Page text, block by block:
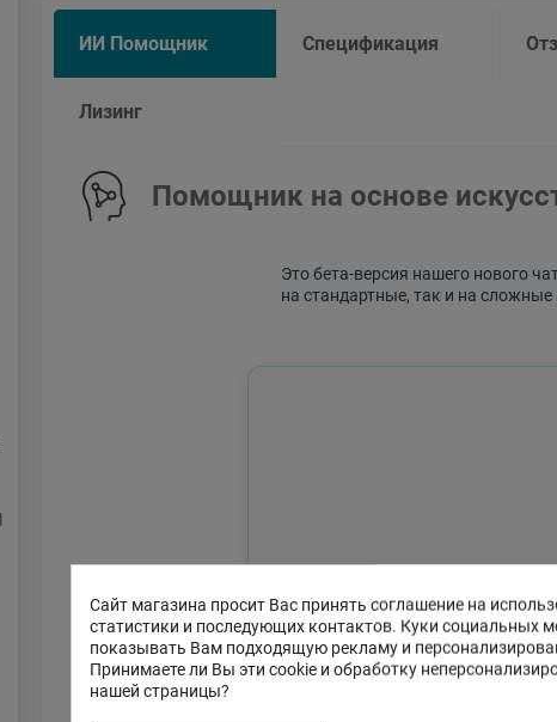
Сайт магазина просит Вас принять соглашение на
статистики и последующих контактов. Куки социальных
показывать Вам подходящую рекламу и
Принимаете ли Вы эти cookie и обработку
нашей страницы?
ИИ Помощник Спецификация
Лизинг
Помощник на основе
Это бета-версия нашего нового
на стандартные, так и на